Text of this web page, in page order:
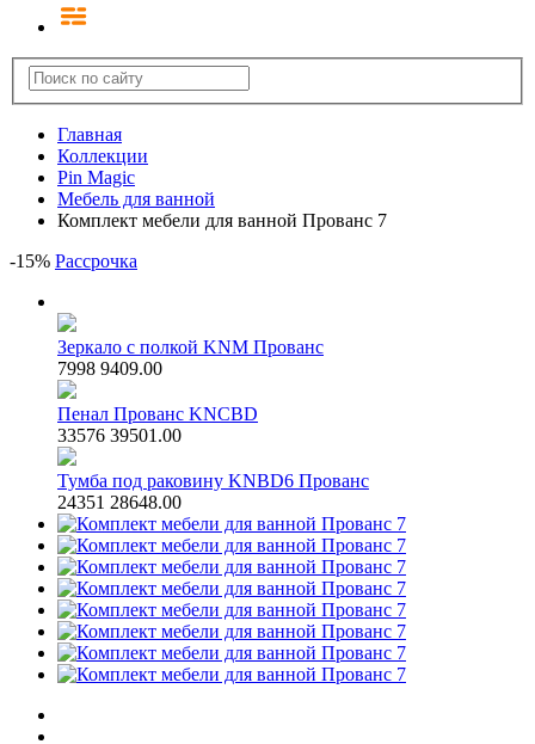
Главная
Коллекции
Pin Magic
Мебель для ванной
Комплект мебели для ванной Прованс 7
-15% Рассрочка
Зеркало с полкой KNM Прованс
7998 9409.00
Пенал Прованс KNCBD
33576 39501.00
Тумба под раковину KNBD6 Прованс
24351 28648.00